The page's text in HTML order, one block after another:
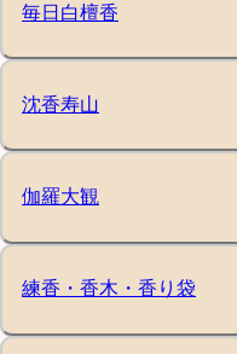
毎日白檀香
沈香寿山
伽羅大観
練香・香木・香り袋